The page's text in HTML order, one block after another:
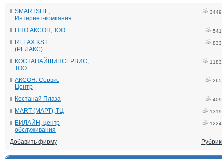
SMARTSITE,
Интернет-компания
НПО АКСОН, ТОО
RELAX KST
(РЕЛАКС)
КОСТАНАЙШИНСЕРВИС,
ТОО
АКСОН, Сервис
Центр
Костанай Плаза
MART (МАРТ), ТЦ
БИЛАЙН, центр
обслуживания
Добавить фирму